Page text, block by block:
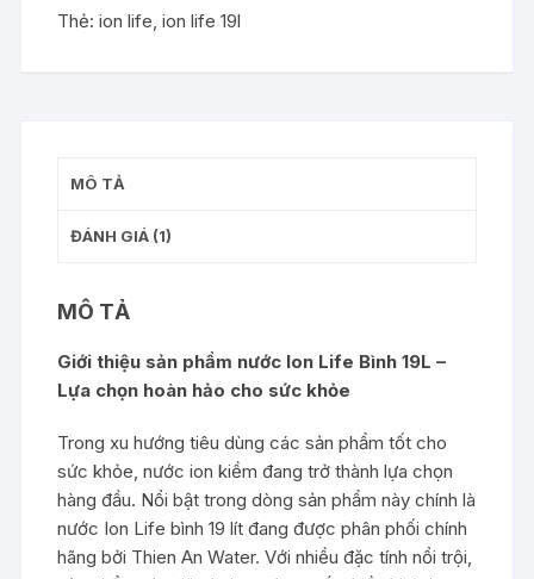
19L
Thẻ:ion life,ion life 19l
MÔ TẢ
ĐÁNH GIÁ (1)
MÔ TẢ
Giới thiệu sản phẩm nước Ion Life Bình 19L –
Lựa chọn hoàn hảo cho sức khỏe
Trong xu hướng tiêu dùng các sản phẩm tốt cho
sức khỏe, nước ion kiềm đang trở thành lựa chọn
hàng đầu. Nổi bật trong dòng sản phẩm này chính là
nước Ion Life bình 19 lít đang được phân phối chính
hãng bởi Thien An Water. Với nhiều đặc tính nổi trội,